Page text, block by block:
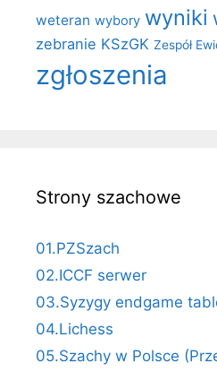
weteran wybory wyniki
zebranie KSzGK Zespół
zgłoszenia
Strony szachowe
01.PZSzach
02.ICCF serwer
03.Syzygy endgame
04.Lichess
05.Szachy w Polsce